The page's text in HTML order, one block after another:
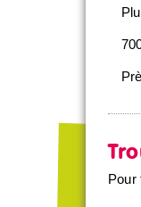
Pour